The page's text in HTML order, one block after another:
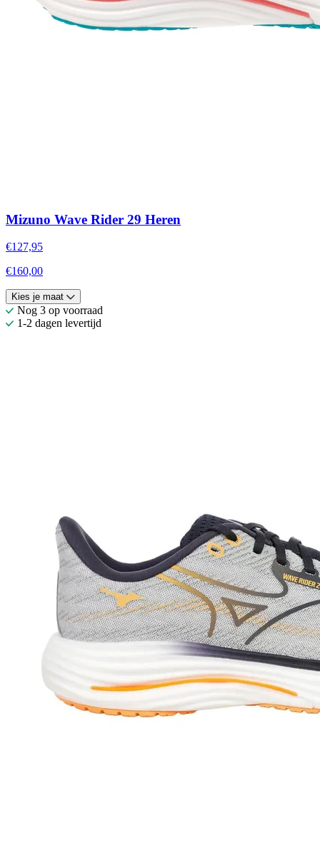
Mizuno Wave Rider 29 Heren
€127,95
€160,00
Kies je maat
Nog 3 op voorraad
1-2 dagen levertijd